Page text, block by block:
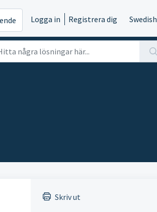
Logga in Registrera dig Swedish
Skriv ut